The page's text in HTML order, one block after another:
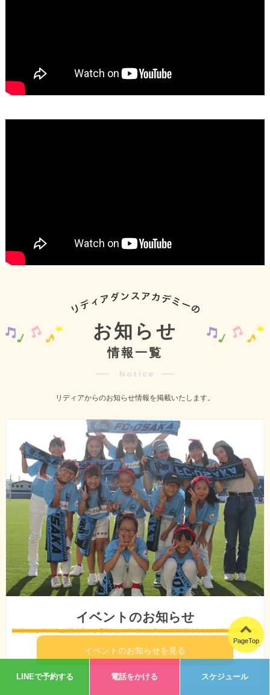
LINEで予約する 電話をかける スケジュール
お知らせ
情報一覧
リディアからのお知らせ情報を掲載いたします。
イベントのお知らせ
イベントのお知らせを見る
PageTop